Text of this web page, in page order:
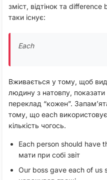
зміст, відтінок та
таки існує:
Each
Вживається у тому, щоб
людину з натовпу,
переклад “кожен”.
тому, що each
кількість чогось.
Each person should have
мати при собі звіт
Our boss gave each of us